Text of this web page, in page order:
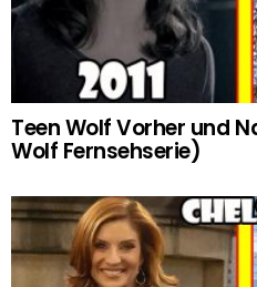
Teen Wolf Vorher und
Wolf Fernsehserie)